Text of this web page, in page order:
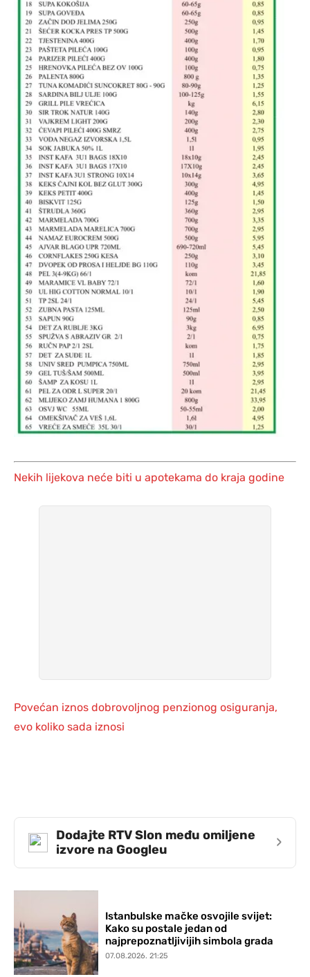
Nekih lijekova neće biti u apotekama do kraja godine
Povećan iznos dobrovoljnog penzionog osiguranja,
evo koliko sada iznosi
Dodajte RTV Slon među omiljene
izvore na Googleu
›
Istanbulske mačke osvojile svijet:
Kako su postale jedan od
najprepoznatljivijih simbola grada
07.08.2026. 21:25